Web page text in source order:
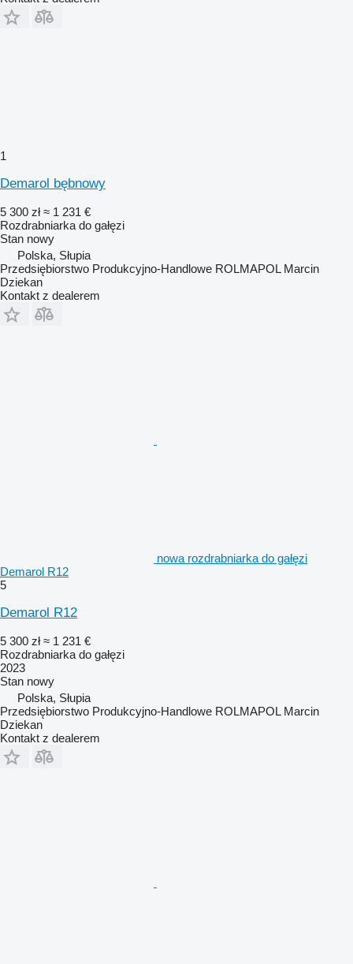
1
Demarol bębnowy
5 300 zł ≈ 1 231 €
Rozdrabniarka do gałęzi
Stan nowy
Polska, Słupia
Przedsiębiorstwo Produkcyjno-Handlowe ROLMAPOL Marcin
Dziekan
Kontakt z dealerem
nowa rozdrabniarka do gałęzi
Demarol R12
5
Demarol R12
5 300 zł ≈ 1 231 €
Rozdrabniarka do gałęzi
2023
Stan nowy
Polska, Słupia
Przedsiębiorstwo Produkcyjno-Handlowe ROLMAPOL Marcin
Dziekan
Kontakt z dealerem